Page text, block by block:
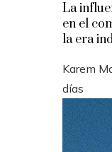
La
en el
la era
Karem
días